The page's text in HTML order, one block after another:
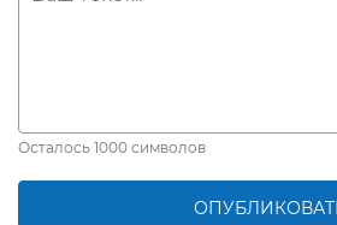
Осталось 1000 символов